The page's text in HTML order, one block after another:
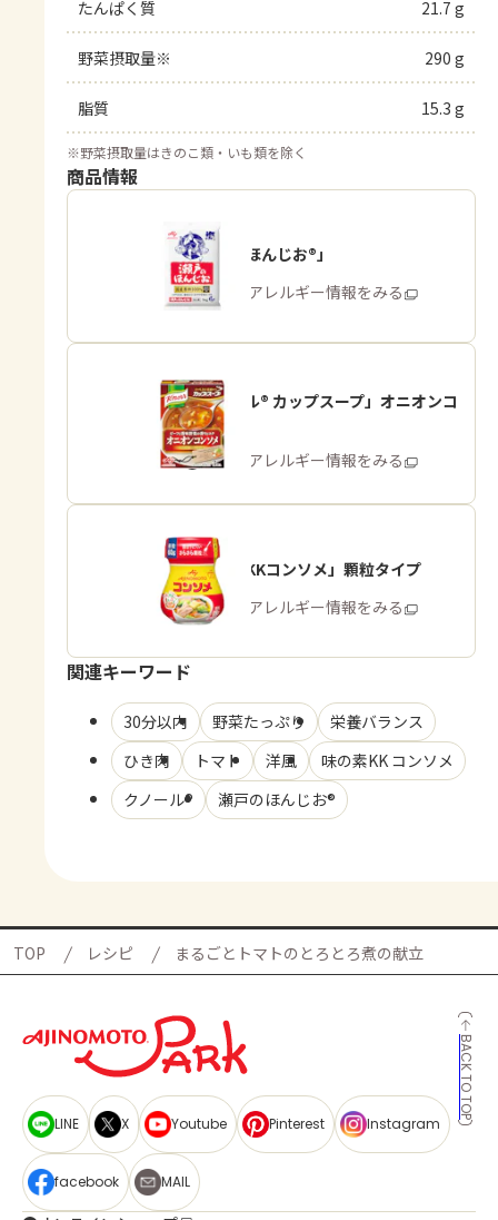
たんぱく質 21.7 g
野菜摂取量※ 290 g
脂質 15.3 g
※野菜摂取量はきのこ類・いも類を除く
商品情報
「瀬戸のほんじお®」
商品・アレルギー情報をみる
「クノール® カップスープ」オニオンコ
ンソメ
商品・アレルギー情報をみる
「味の素KKコンソメ」顆粒タイプ
商品・アレルギー情報をみる
関連キーワード
30分以内 野菜たっぷり
栄養バランス
ひき肉
トマト 洋風
味の素KK コンソメ
クノール®
瀬戸のほんじお®
TOP レシピ まるごとトマトのとろとろ煮の献立
BACK TO TOP
LINE X Youtube Pinterest Instagram
facebook MAIL